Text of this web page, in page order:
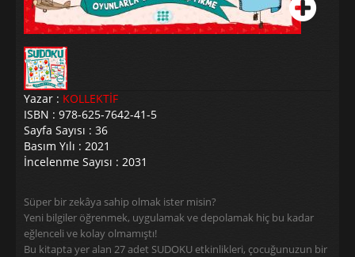
Yazar : KOLLEKTİF
ISBN : 978-625-7642-41-5
Sayfa Sayısı : 36
Basım Yılı : 2021
İncelenme Sayısı : 2031
Süper bir zekâya sahip olmak ister misin?
Yeni bilgiler öğrenmek, uygulamak ve depolamak hiç bu kadar
eğlenceli ve kolay olmamıştı!
Bu kitapta yer alan 27 adet SUDOKU etkinlikleri, çocuğunuzun bir